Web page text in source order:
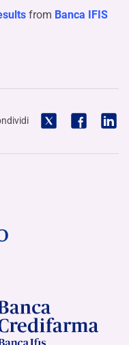
from Banca IFIS